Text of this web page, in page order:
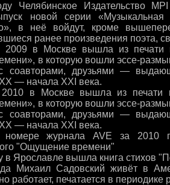
Челябинское Издательство
новой серии
в неё войдут, кроме
ранее произведения поэта,
2009 в Москве вышла из печати
в которую вошли эссе-
соавторами, друзьями —
— начала ХХI века.
в Москве вышла из печати
в которую вошли эссе-
соавторами, друзьями —
— начала XXI века.
журнала AVE за 2010
"Ощущение времени"
в Ярославле вышла книга стихов
Михаил Садовский живёт в
работает, печатается в периодике